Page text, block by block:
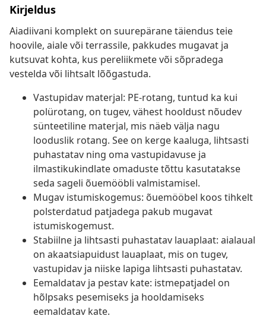
Kirjeldus
Aiadiivani komplekt on suurepärane täiendus teie
hoovile, aiale või terrassile, pakkudes mugavat ja
kutsuvat kohta, kus pereliikmete või sõpradega
vestelda või lihtsalt lõõgastuda.
Vastupidav materjal: PE-rotang, tuntud ka kui
polürotang, on tugev, vähest hooldust nõudev
sünteetiline materjal, mis näeb välja nagu
looduslik rotang. See on kerge kaaluga, lihtsasti
puhastatav ning oma vastupidavuse ja
ilmastikukindlate omaduste tõttu kasutatakse
seda sageli õuemööbli valmistamisel.
Mugav istumiskogemus: õuemööbel koos tihkelt
polsterdatud patjadega pakub mugavat
istumiskogemust.
Stabiilne ja lihtsasti puhastatav lauaplaat: aialaual
on akaatsiapuidust lauaplaat, mis on tugev,
vastupidav ja niiske lapiga lihtsasti puhastatav.
Eemaldatav ja pestav kate: istmepatjadel on
hõlpsaks pesemiseks ja hooldamiseks
eemaldatav kate.